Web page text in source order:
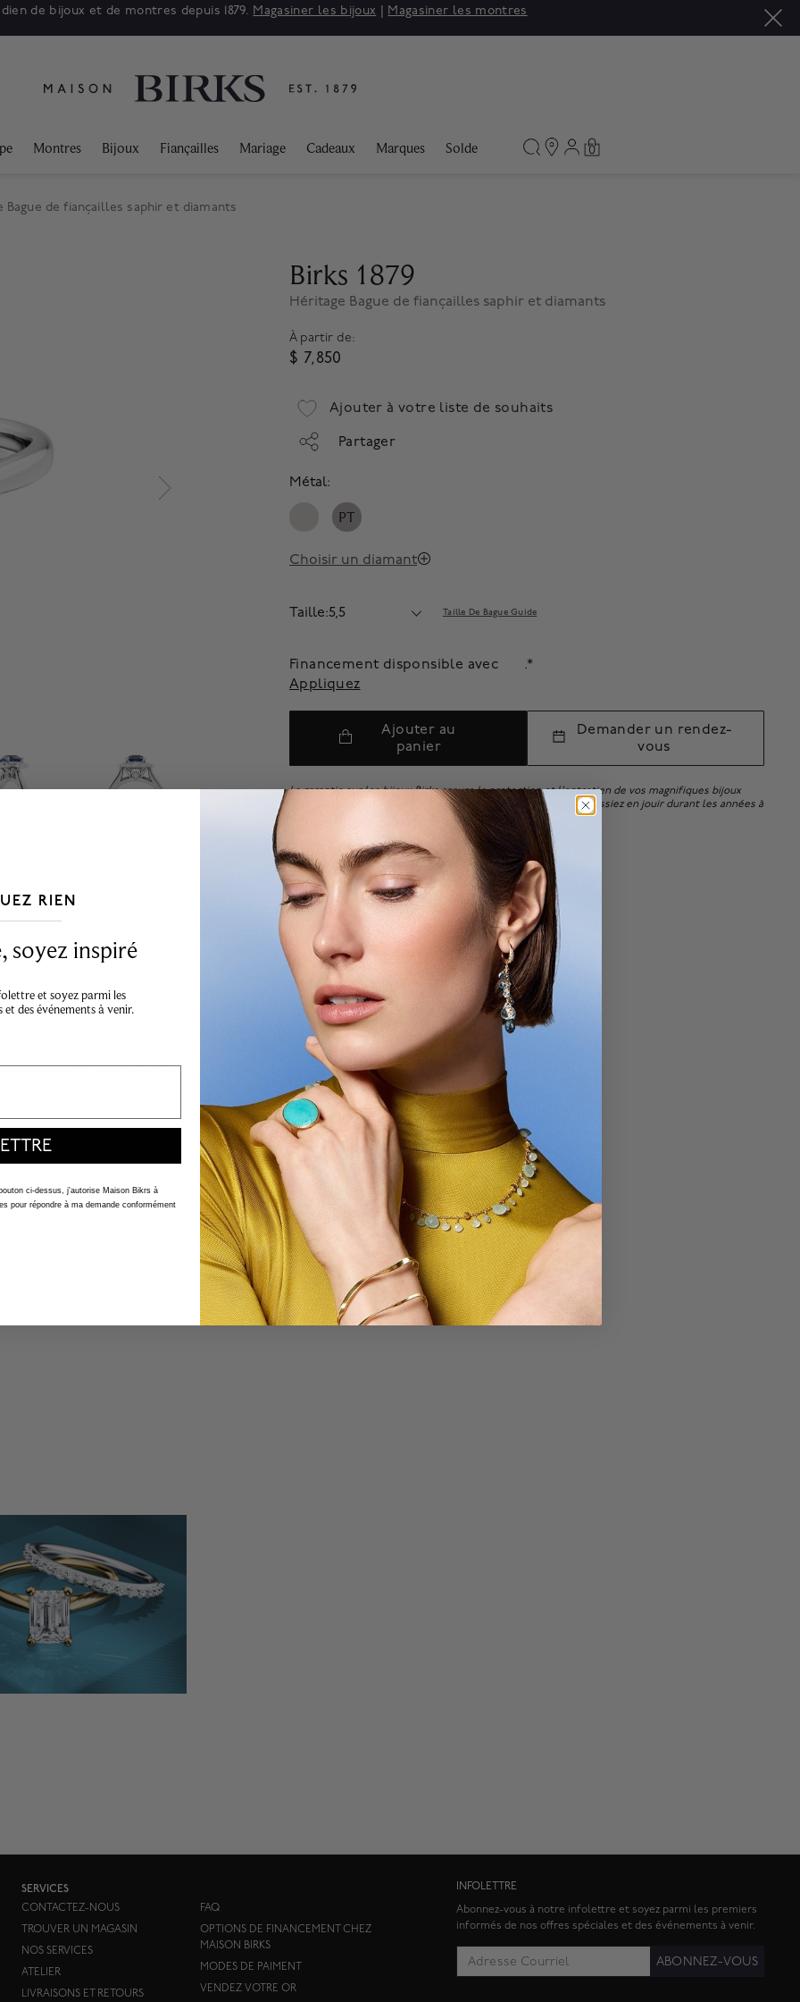
de bijoux et de montres depuis 1879. Magasiner les bijoux | Magasiner les montres
Montres Bijoux Fiançailles Mariage Cadeaux Marques Solde 0
Bague de fiançailles saphir et diamants
promesse d'un amour
d'un éclat aussi radieux
pavé assorti - partiel et/ou
Birks 1879
Héritage Bague de fiançailles saphir et diamants
À partir de:
$ 7,850
Ajouter à votre liste de souhaits
Partager
Métal:
PT
Choisir un diamant
Taille:5,5 Taille De Bague Guide
Financement disponsible avec
.*
Appliquez
Ajouter au
panier
Demander un rendez-
vous
La garantie sur les bijoux Birks assure la protection et l'entretien de vos magnifiques bijoux
selon les normes les plus élevées possibles, afin que vous puissiez en jouir durant les années à
SERVICES
CONTACTEZ-NOUS
TROUVER UN MAGASIN
NOS SERVICES
ATELIER
LIVRAISONS ET RETOURS
FAQ
OPTIONS DE FINANCEMENT CHEZ
MAISON BIRKS
MODES DE PAIMENT
VENDEZ VOTRE OR
INFOLETTRE
Abonnez-vous à notre infolettre et soyez parmi les premiers
informés de nos offres spéciales et des événements à venir.
ABONNEZ-VOUS
RIEN
soyez inspiré
et soyez parmi les
des événements à venir.
ci-dessus, j'autorise Maison Bikrs à
pour répondre à ma demande conformément